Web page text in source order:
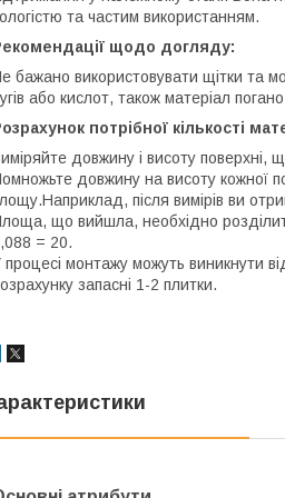
та частим використанням.
щодо догляду:
бажано використовувати щітки та
або кислот, також матеріал
потрібної кількості
довжину і висоту поверхні,
довжину на висоту кожної
після вимірів ви
що вийшла, необхідно
= 20.
процесі монтажу можуть виникнути
запасні 1-2 плитки.